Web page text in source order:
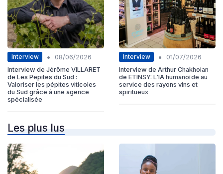
Interview •
08/06/2026
Interview de Jérôme VILLARET
de Les Pepites du Sud :
Valoriser les pépites viticoles
du Sud grâce à une agence
spécialisée
Interview •
01/07/2026
Interview de Arthur Chakhoian
de ETINSY: L'IA humanoïde au
service des rayons vins et
spiritueux
Les plus lus